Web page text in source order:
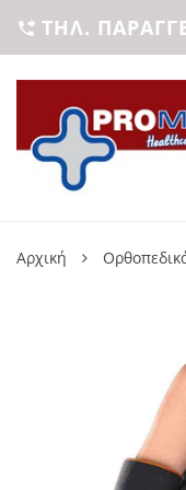
 ΤΗΛ.
Αρχική